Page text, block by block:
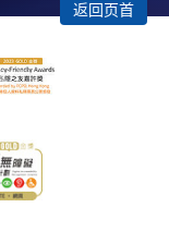
返回页首